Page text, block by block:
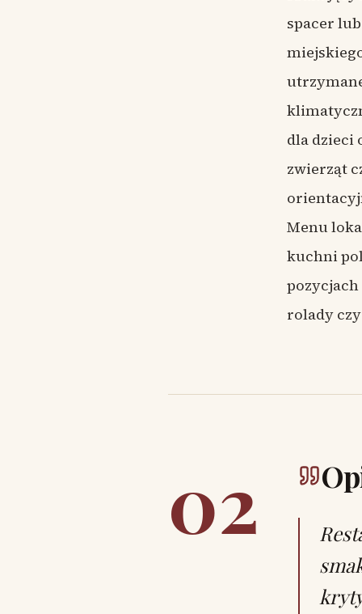
spacer
dla dzieci
zwierząt
Menu
kuchni
rolady
oraz
się głosy
poprawy
oraz
dań. Przy
sposób
02